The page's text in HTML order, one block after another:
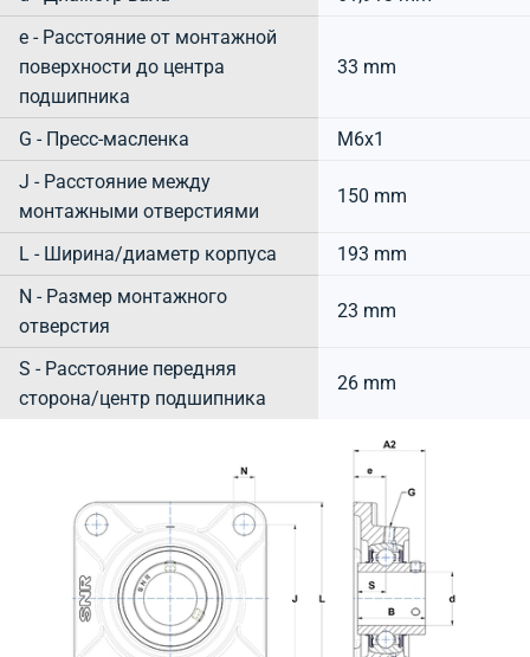
e - Расстояние от монтажной
поверхности до центра
подшипника
33 mm
G - Пресс-масленка
M6x1
J - Расстояние между
монтажными отверстиями
150 mm
L - Ширина/диаметр корпуса
193 mm
N - Размер монтажного
отверстия
23 mm
S - Расстояние передняя
сторона/центр подшипника
26 mm